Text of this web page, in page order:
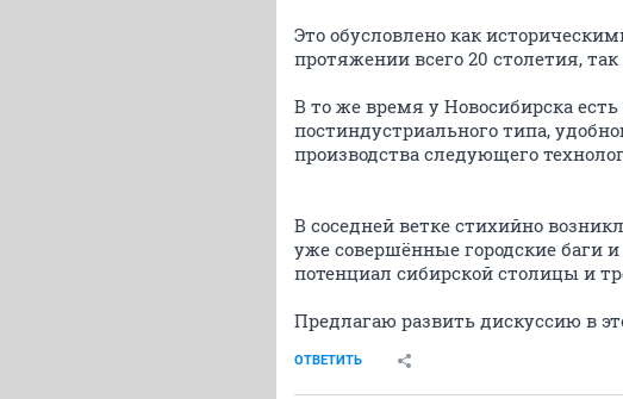
Это обусловлено как
протяжении всего 20 столетия,
В то же время у Новосибирска
постиндустриального типа,
производства следующего
В соседней ветке стихийно
уже совершённые городские баги
потенциал сибирской столицы и
Предлагаю развить дискуссию в
ОТВЕТИТЬ